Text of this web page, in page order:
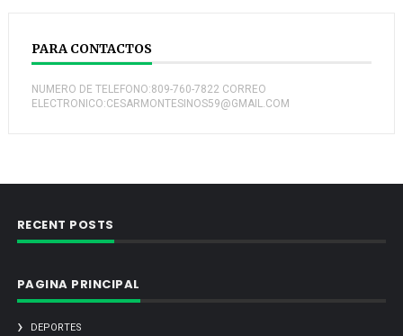
PARA CONTACTOS
NUMERO DE TELEFONO:809-760-7822 CORREO
ELECTRONICO:CESARMONTESINOS59@GMAIL.COM
RECENT POSTS
PAGINA PRINCIPAL
DEPORTES